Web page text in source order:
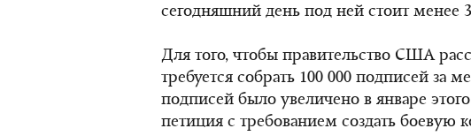
сегодняшний день под ней стоит менее
Для того, чтобы правительство США
требуется собрать 100 000 подписей за
подписей было увеличено в январе этого
петиция с требованием создать боевую